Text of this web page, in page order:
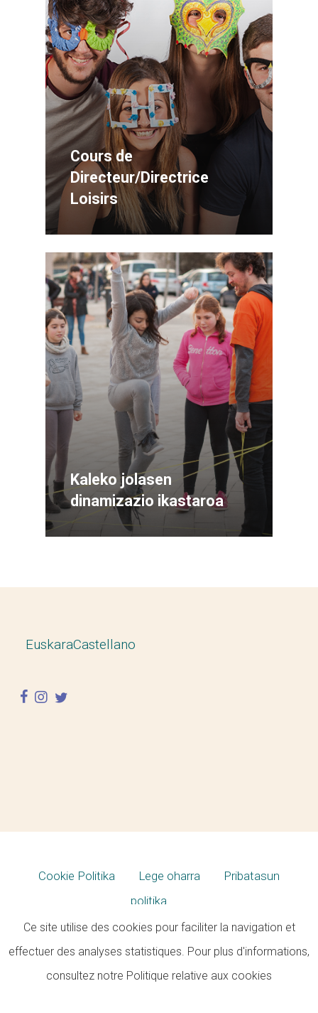
Cours de
Directeur/Directrice
Loisirs
Kaleko jolasen
dinamizazio ikastaroa
EuskaraCastellano
facebook
instagram
twitter
Cookie Politika Lege oharra
Pribatasun
politika
Ce site utilise des cookies pour faciliter la navigation et
effectuer des analyses statistiques. Pour plus d'informations,
consultez notre Politique relative aux cookies